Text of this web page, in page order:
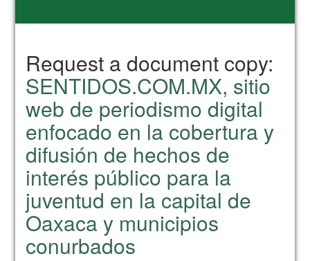
Request a document copy:
SENTIDOS.COM.MX, sitio
web de periodismo digital
enfocado en la cobertura y
difusión de hechos de
interés público para la
juventud en la capital de
Oaxaca y municipios
conurbados